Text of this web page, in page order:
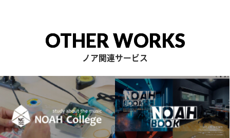
OTHER WORKS
ノア関連サービス